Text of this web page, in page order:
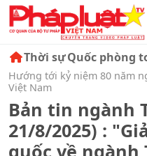
Thời sựQuốc phòng
Hướng tới kỷ niệm 80 năm
Việt Nam
Bản tin ngành
21/8/2025) :
quốc về